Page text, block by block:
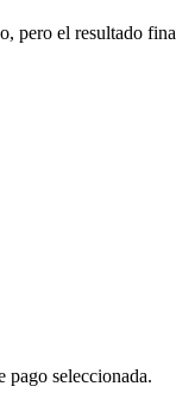
pero el resultado
pago seleccionada.